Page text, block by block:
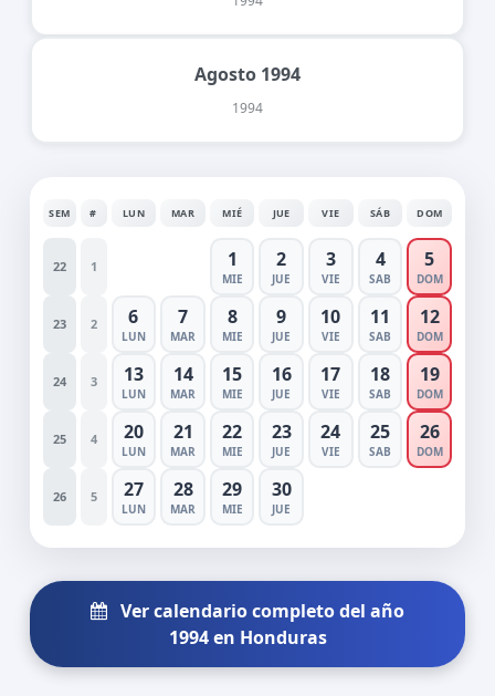
Agosto 1994
1994
SEM # LUN MAR MIÉ JUE VIE SÁB DOM
22 1 1
MIE
2
JUE
3
VIE
4
SAB
5
DOM
23 2 6
LUN
7
MAR
8
MIE
9
JUE
10
VIE
11
SAB
12
DOM
24 3 13
LUN
14
MAR
15
MIE
16
JUE
17
VIE
18
SAB
19
DOM
25 4 20
LUN
21
MAR
22
MIE
23
JUE
24
VIE
25
SAB
26
DOM
26 5 27
LUN
28
MAR
29
MIE
30
JUE
Ver calendario completo del año
1994 en Honduras